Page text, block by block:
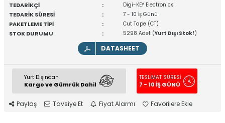
TEDARİKÇİ : Digi-KEY Electronics
TEDARİK SÜRESİ : 7 - 10 İş Günü
PAKETLEME TİPİ : Cut Tape (CT)
STOK DURUMU : 5298 Adet (Yurt Dışı Stok!)
DATASHEET
Yurt Dışından
Kargo ve Gümrük Dahil
TESLİMAT SÜRESİ
7 - 10 İŞ GÜNÜ
Paylaş Tavsiye Et Fiyat Alarmı Favorilere Ekle